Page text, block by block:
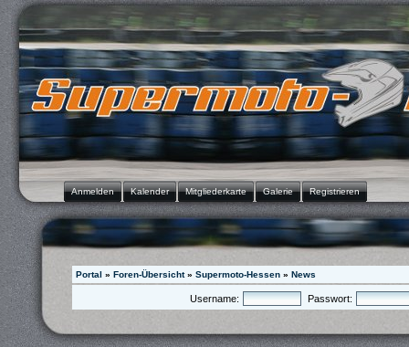
Anmelden Kalender Mitgliederkarte Galerie Registrieren
Portal » Foren-Übersicht» Supermoto-Hessen » News
Username: Passwort: